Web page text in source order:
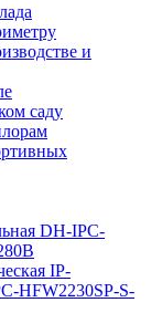
и
саду
DH-IPC-
IP-
HFW2230SP-S-